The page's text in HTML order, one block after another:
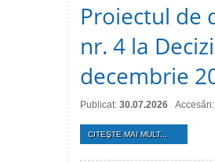
Proiectul de
nr. 4 la
decembrie
Publicat: 30.07.2026
CITEŞTE MAI MULT...